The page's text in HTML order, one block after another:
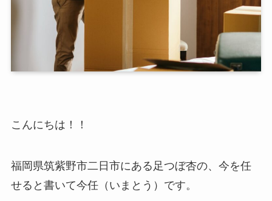
こんにちは！！
福岡県筑紫野市二日市にある足つぼ杏の、今を任
せると書いて今任（いまとう）です。